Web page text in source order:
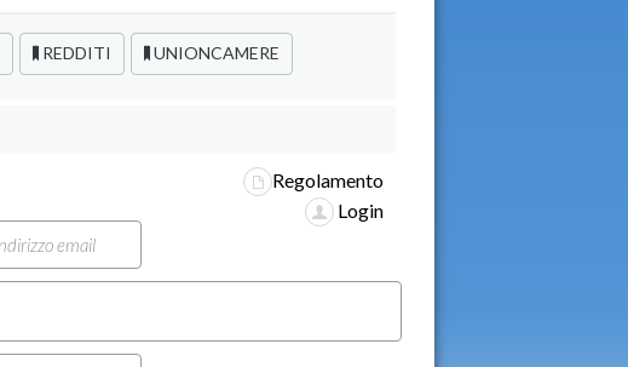
REDDITI UNIONCAMERE
Regolamento
Login